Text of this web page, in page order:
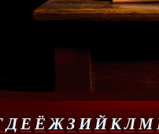
ДЕ Ё ЖЗ ИЙКЛМ